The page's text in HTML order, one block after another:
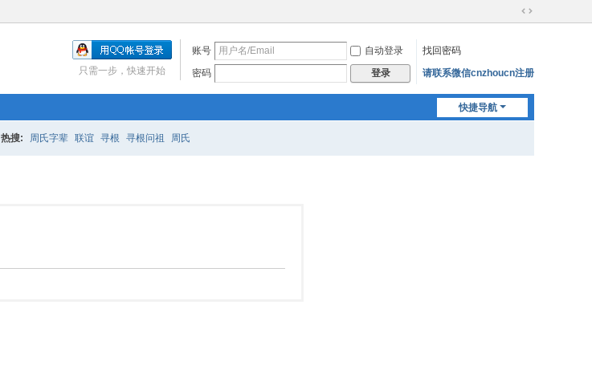
切
宽
账号 自动登录
找回密码
密码
登录 请联系微信cnzhoucn注册
只需一步，快速开始
快捷导航
热搜: 周氏字辈 联谊 寻根 寻根问祖 周氏